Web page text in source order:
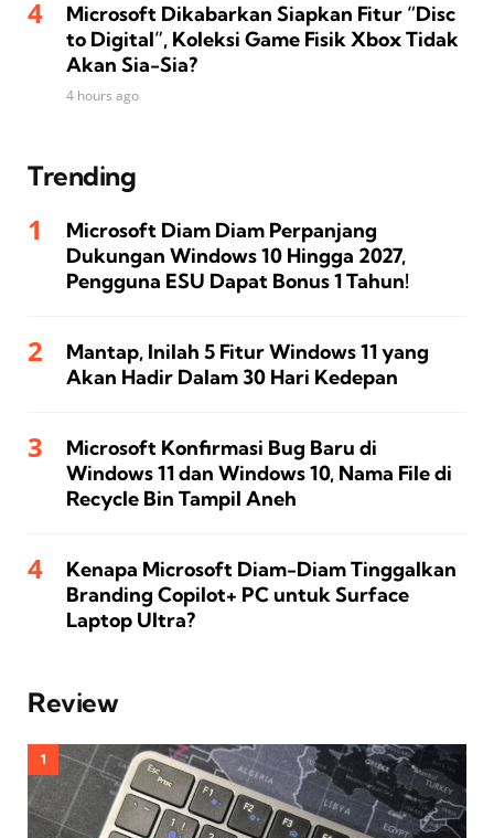
Microsoft Dikabarkan Siapkan Fitur “Disc
to Digital”, Koleksi Game Fisik Xbox Tidak
Akan Sia-Sia?
4 hours ago
Trending
Microsoft Diam Diam Perpanjang
Dukungan Windows 10 Hingga 2027,
Pengguna ESU Dapat Bonus 1 Tahun!
Mantap, Inilah 5 Fitur Windows 11 yang
Akan Hadir Dalam 30 Hari Kedepan
Microsoft Konfirmasi Bug Baru di
Windows 11 dan Windows 10, Nama File di
Recycle Bin Tampil Aneh
Kenapa Microsoft Diam-Diam Tinggalkan
Branding Copilot+ PC untuk Surface
Laptop Ultra?
Review